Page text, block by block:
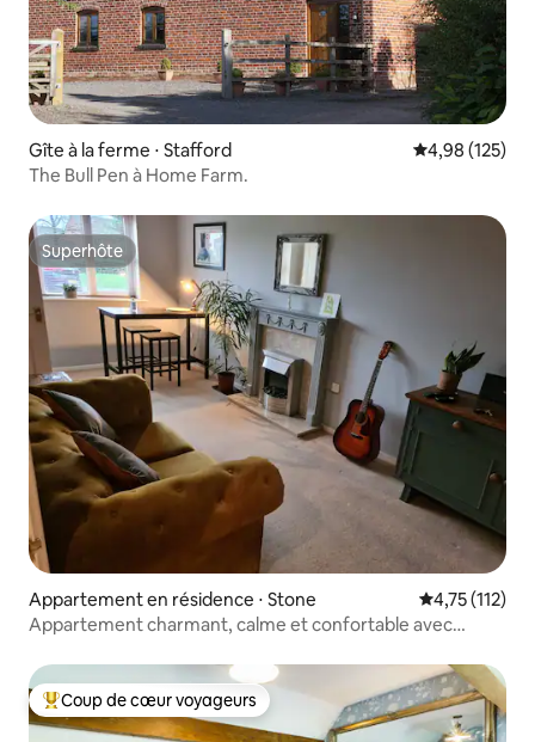
Gîte à la ferme ⋅ Stafford Évaluation
4,98 (125)
The Bull Pen à Home Farm.
Superhôte
Superhôte
Appartement en résidence ⋅ Stone Évaluation
4,75 (112)
Appartement charmant, calme et confortable avec
Coups de cœur voyageurs les plus appréciés
Coup de cœur voyageurs